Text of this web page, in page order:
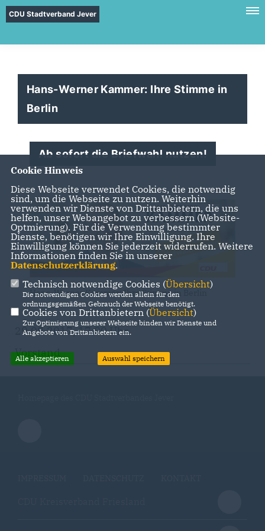
CDU Stadtverband Jever
Hans-Werner Kammer: Ihre Stimme in
Berlin
Ab sofort die Briefwahl nutzen!
Hans-Werner Kammer: Ihre Stimme in Berlin
29.08.2017, 17:00 Uhr
Vorstand
Cookie Hinweis
Diese Webseite verwendet Cookies, die notwendig
sind, um die Webseite zu nutzen. Weiterhin
verwenden wir Dienste von Drittanbietern, die uns
helfen, unser Webangebot zu verbessern (Website-
Optmierung). Für die Verwendung bestimmter
Dienste, benötigen wir Ihre Einwilligung. Ihre
Einwilligung können Sie jederzeit widerrufen. Weitere
Informationen finden Sie in unserer
Datenschutzerklärung.
Technisch notwendige Cookies (Übersicht)
Die notwendigen Cookies werden allein für den
ordnungsgemäßen Gebrauch der Webseite benötigt.
Cookies von Drittanbietern (Übersicht)
Zur Optimierung unserer Webseite binden wir Dienste und
Angebote von Drittanbietern ein.
Alle akzeptieren Auswahl speichern